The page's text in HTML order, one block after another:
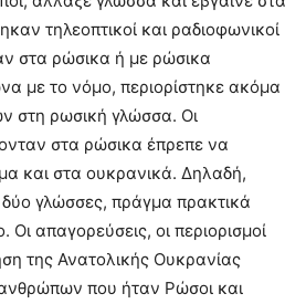
τηλεοπτικοί και ραδιοφωνικοί
στα ρώσικα ή με ρώσικα
με το νόμο, περιορίστηκε ακόμα
στη ρωσική γλώσσα. Οι
στα ρώσικα έπρεπε να
και στα ουκρανικά. Δηλαδή,
δύο γλώσσες, πράγμα πρακτικά
απαγορεύσεις, οι περιορισμοί
της Ανατολικής Ουκρανίας
που ήταν Ρώσοι και